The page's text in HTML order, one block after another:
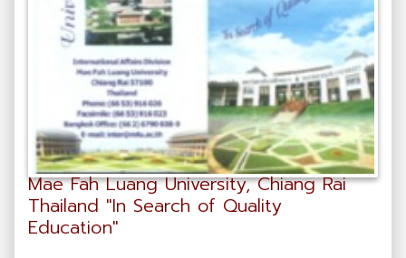
Mae Fah Luang University, Chiang Rai
Thailand "In Search of Quality
Education"